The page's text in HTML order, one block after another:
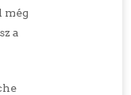
még
a